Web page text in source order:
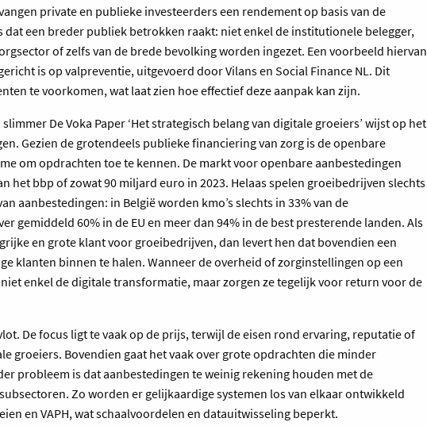
private en publieke investeerders een rendement op basis van de
dat een breder publiek betrokken raakt: niet enkel de institutionele belegger,
of zelfs van de brede bevolking worden ingezet. Een voorbeeld hiervan
is op valpreventie, uitgevoerd door Vilans en Social Finance NL. Dit
te voorkomen, wat laat zien hoe effectief deze aanpak kan zijn.
De Voka Paper ‘Het strategisch belang van digitale groeiers’ wijst op het
Gezien de grotendeels publieke financiering van zorg is de openbare
om opdrachten toe te kennen. De markt voor openbare aanbestedingen
het bbp of zowat 90 miljard euro in 2023. Helaas spelen groeibedrijven slechts
aanbestedingen: in België worden kmo’s slechts in 33% van de
gemiddeld 60% in de EU en meer dan 94% in de best presterende landen. Als
en grote klant voor groeibedrijven, dan levert hen dat bovendien een
klanten binnen te halen. Wanneer de overheid of zorginstellingen op een
enkel de digitale transformatie, maar zorgen ze tegelijk voor return voor de
De focus ligt te vaak op de prijs, terwijl de eisen rond ervaring, reputatie of
groeiers. Bovendien gaat het vaak over grote opdrachten die minder
probleem is dat aanbestedingen te weinig rekening houden met de
Zo worden er gelijkaardige systemen los van elkaar ontwikkeld
en VAPH, wat schaalvoordelen en datauitwisseling beperkt.